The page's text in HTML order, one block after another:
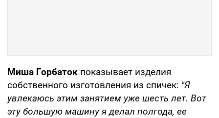
Миша Горбаток показывает изделия
собственного изготовления из спичек: "Я
увлекаюсь этим занятием уже шесть лет. Вот
эту большую машину я делал полгода, ее